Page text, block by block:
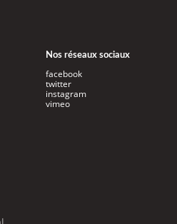
Nos réseaux sociaux
facebook
twitter
instagram
vimeo